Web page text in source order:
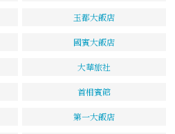
玉都大飯店
國賓大飯店
大華旅社
首相賓館
第一大飯店